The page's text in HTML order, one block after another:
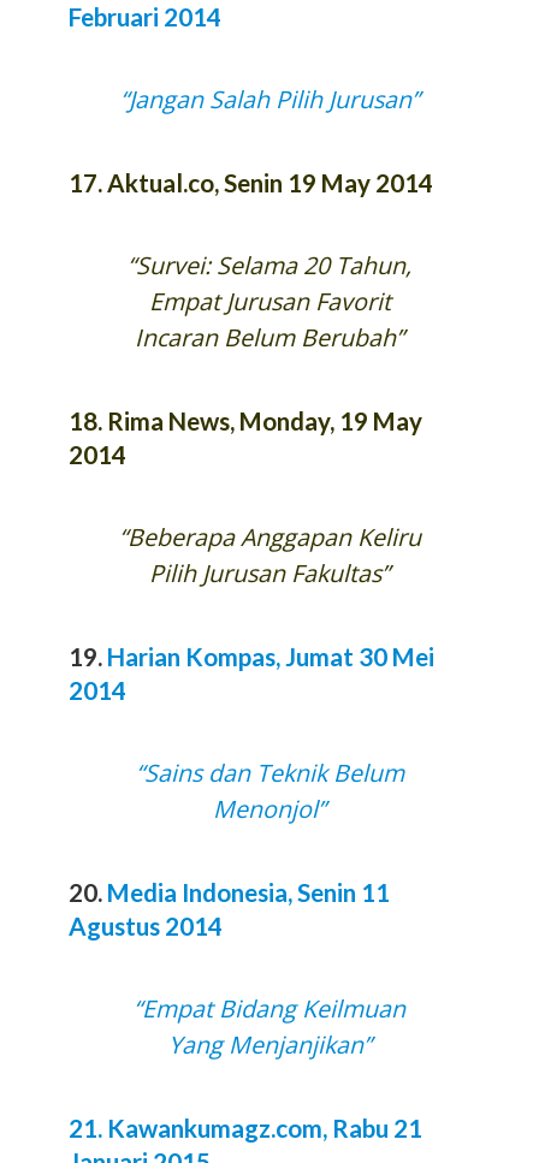
Februari 2014
“Jangan Salah Pilih Jurusan”
17.Aktual.co, Senin 19 May 2014
“Survei: Selama 20 Tahun,
Empat Jurusan Favorit
Incaran Belum Berubah”
18. Rima News, Monday, 19 May
2014
“Beberapa Anggapan Keliru
Pilih Jurusan Fakultas”
19. Harian Kompas, Jumat 30 Mei
2014
“Sains dan Teknik Belum
Menonjol”
20. Media Indonesia, Senin 11
Agustus 2014
“Empat Bidang Keilmuan
Yang Menjanjikan”
21. Kawankumagz.com, Rabu 21